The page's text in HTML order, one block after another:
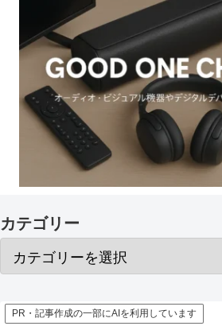
カテゴリー
PR・記事作成の一部にAIを利用しています